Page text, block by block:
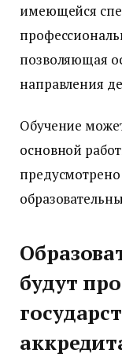
имеющейся
позволяющая
направления
Обучение
основной
будут